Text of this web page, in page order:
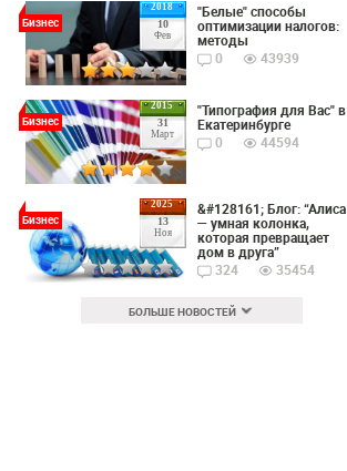
2018
10
Фев
Бизнес
"Белые" способы
оптимизации налогов:
методы
0
43939
2015
31
Март
Бизнес
"Типография для Вас" в
Екатеринбурге
0
44594
2025
13
Ноя
Бизнес
&#128161; Блог: “Алиса
— умная колонка,
которая превращает
дом в друга”
324
35454
БОЛЬШЕ НОВОСТЕЙ